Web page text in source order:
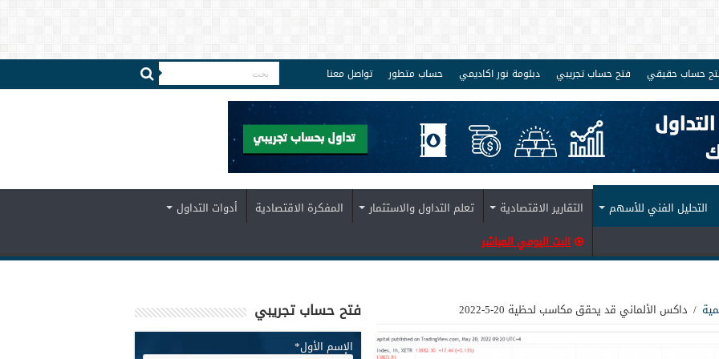
حساب حقيقي فتح حساب تجريبي دبلومة نور اكاديمي حساب متطور تواصل معنا
التحليل الفني للأسهم التقارير الاقتصادية تعلم التداول والاستثمار المفكرة الاقتصادية
أدوات التداول
البث اليومي المباشر
/ داكس الألماني قد يحقق مكاسب لحظية 20-5-2022 فتح حساب تجريبي
الإسم الأول*